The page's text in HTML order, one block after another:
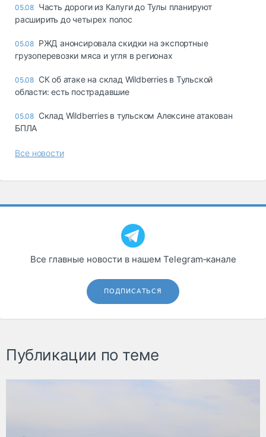
05.08 Часть дороги из Калуги до Тулы планируют
расширить до четырех полос
05.08 РЖД анонсировала скидки на экспортные
грузоперевозки мяса и угля в регионах
05.08 СК об атаке на склад Wildberries в Тульской
области: есть пострадавшие
05.08 Склад Wildberries в тульском Алексине атакован
БПЛА
Все новости
Все главные новости в нашем Telegram‑канале
ПОДПИСАТЬСЯ
Публикации по теме